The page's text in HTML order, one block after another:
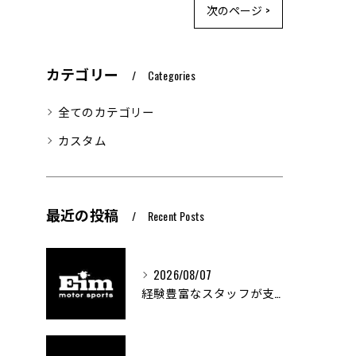
次のページ >
カテゴリー Categories
全てのカテゴリー
カスタム
最近の投稿 Recent Posts
2026/08/07
経験豊富なスタッフが支える車両カスタムの魅力